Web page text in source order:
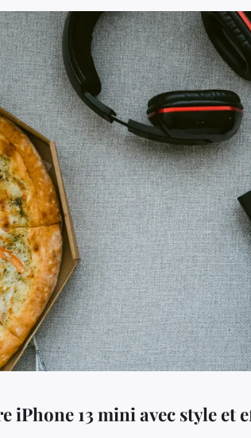
iPhone 13 mini avec style et